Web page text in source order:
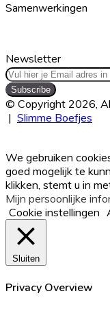
ze
Samenwerkingen
Newsletter
Vul
hier
je
Email
adres
© Copyright 2026,
| Slimme Boefjes
top
button
We gebruiken
goed mogelijk te
klikken, stemt u in
Mijn persoonlijke
Cookie instellingen
Sluiten
Privacy Overview